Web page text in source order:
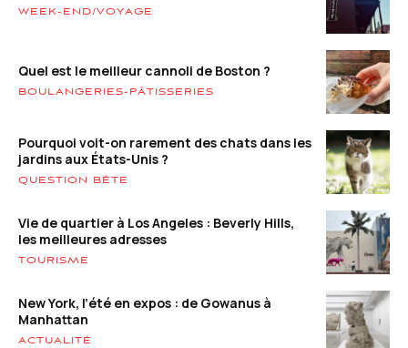
WEEK-END/VOYAGE
Quel est le meilleur cannoli de Boston ?
BOULANGERIES-PÂTISSERIES
Pourquoi voit-on rarement des chats dans les
jardins aux États-Unis ?
QUESTION BÊTE
Vie de quartier à Los Angeles : Beverly Hills,
les meilleures adresses
TOURISME
New York, l’été en expos : de Gowanus à
Manhattan
ACTUALITÉ